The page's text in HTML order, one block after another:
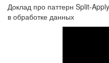
Доклад про паттерн Split-
в обработке данных